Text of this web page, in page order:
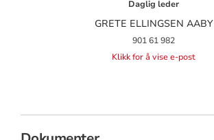
Daglig leder
GRETE ELLINGSEN AABY
901 61 982
Klikk for å vise e-post